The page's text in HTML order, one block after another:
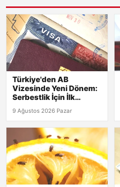
Türkiye'den AB
Vizesinde Yeni Dönem:
Serbestlik İçin İlk
9 Ağustos 2026 Pazar